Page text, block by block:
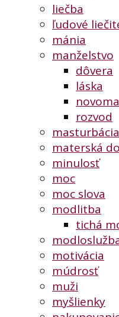
liečba
ľudové
mánia
manželstvo
dôvera
láska
rozvod
masturbácia
materská
minulosť
moc
moc slova
modlitba
tichá
motivácia
múdrosť
muži
myšlienky